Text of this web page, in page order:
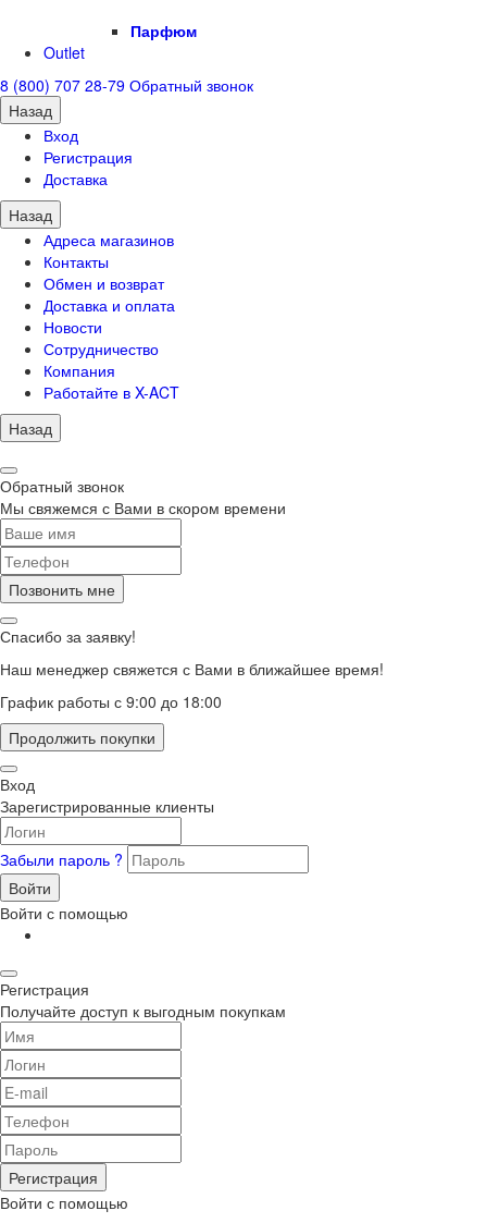
Парфюм
Outlet
8 (800) 707 28-79 Обратный звонок
Назад
Вход
Регистрация
Доставка
Назад
Адреса магазинов
Контакты
Обмен и возврат
Доставка и оплата
Новости
Сотрудничество
Компания
Работайте в X-ACT
Назад
Обратный звонок
Мы свяжемся с Вами в скором времени
Позвонить мне
Спасибо за заявку!
Наш менеджер свяжется с Вами в ближайшее время!
График работы с 9:00 до 18:00
Продолжить покупки
Вход
Зарегистрированные клиенты
Забыли пароль ?
Войти
Войти с помощью
Регистрация
Получайте доступ к выгодным покупкам
Регистрация
Войти с помощью